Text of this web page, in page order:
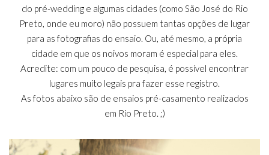
do pré-wedding e algumas cidades (como São José do Rio
Preto, onde eu moro) não possuem tantas opções de lugar
para as fotografias do ensaio. Ou, até mesmo, a própria
cidade em que os noivos moram é especial para eles.
Acredite: com um pouco de pesquisa, é possível encontrar
lugares muito legais pra fazer esse registro.
As fotos abaixo são de ensaios pré-casamento realizados
em Rio Preto. ;)